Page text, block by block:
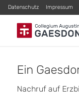
Datenschutz Impressum
Ein
Nachruf auf